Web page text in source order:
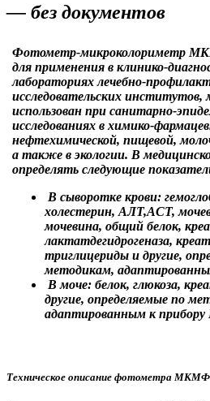
— без документов
Фотометр-микроколориметр
для применения в клинико-
лабораториях лечебно-
исследовательских
использован при санитарно-
исследованиях в химико-
нефтехимической, пищевой,
а также в экологии. В
определять следующие
В сыворотке крови:
холестерин, АЛТ,АСТ,
мочевина, общий белок,
лактатдегидрогеназа,
триглицериды и другие,
методикам,
В моче: белок, глюкоза,
другие, определяемые по
адаптированным к
Техническое описание фотометра